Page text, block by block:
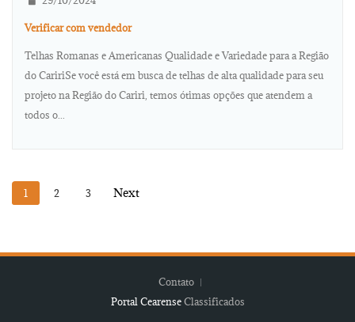
Verificar com vendedor
Telhas Romanas e Americanas Qualidade e Variedade para a Região
do CaririSe você está em busca de telhas de alta qualidade para seu
projeto na Região do Cariri, temos ótimas opções que atendem a
todos o...
1 2 3
Contato
Portal CearenseClassificados